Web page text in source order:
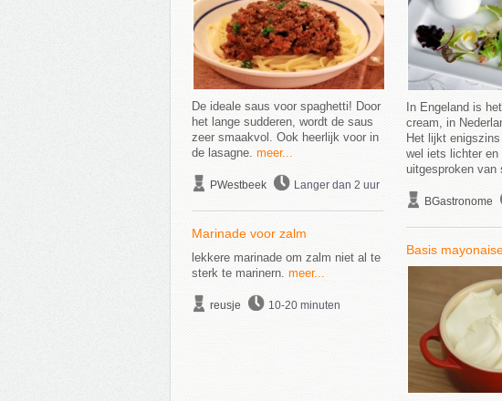
De ideale saus voor spaghetti! Door
het lange sudderen, wordt de saus
zeer smaakvol. Ook heerlijk voor in
de lasagne. meer...
PWestbeek Langer dan 2 uur
Marinade voor zalm
lekkere marinade om zalm niet al te
sterk te marinern. meer...
reusje 10-20 minuten
In Engeland is
cream, in
Het lijkt
wel iets lichter en
uitgesproken van
BGastronome
Basis